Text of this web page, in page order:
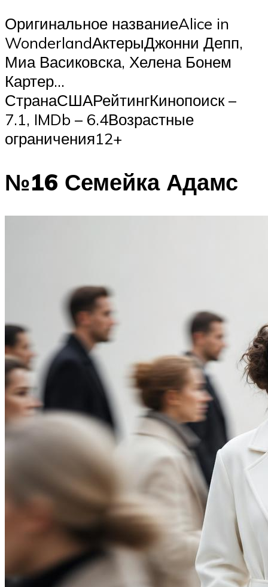
Оригинальное названиеAlice in
WonderlandАктерыДжонни Депп,
Миа Васиковска, Хелена Бонем
Картер…
СтранаСШАРейтингКинопоиск –
7.1, IMDb – 6.4Возрастные
ограничения12+
№16 Семейка Адамс